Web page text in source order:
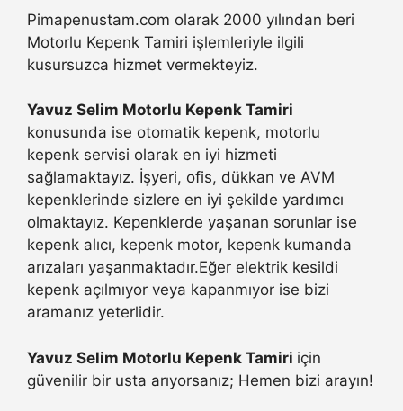
Pimapenustam.com olarak 2000 yılından beri
Motorlu Kepenk Tamiri işlemleriyle ilgili
kusursuzca hizmet vermekteyiz.
Yavuz Selim Motorlu Kepenk Tamiri
konusunda ise otomatik kepenk, motorlu
kepenk servisi olarak en iyi hizmeti
sağlamaktayız. İşyeri, ofis, dükkan ve AVM
kepenklerinde sizlere en iyi şekilde yardımcı
olmaktayız. Kepenklerde yaşanan sorunlar ise
kepenk alıcı, kepenk motor, kepenk kumanda
arızaları yaşanmaktadır.Eğer elektrik kesildi
kepenk açılmıyor veya kapanmıyor ise bizi
aramanız yeterlidir.
Yavuz Selim Motorlu Kepenk Tamiri için
güvenilir bir usta arıyorsanız; Hemen bizi arayın!